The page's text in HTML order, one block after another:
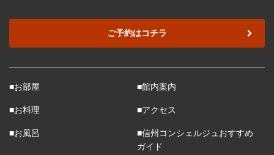
ご予約はコチラ
■お部屋
■お料理
■お風呂
■館内案内
■アクセス
■信州コンシェルジュおすすめ
ガイド